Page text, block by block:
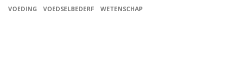
VOEDING
VOEDSELBEDERF WETENSCHAP